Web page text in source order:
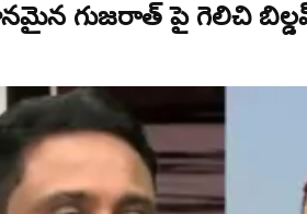
గుజరాత్ పై గెలిచి బిల్డప్